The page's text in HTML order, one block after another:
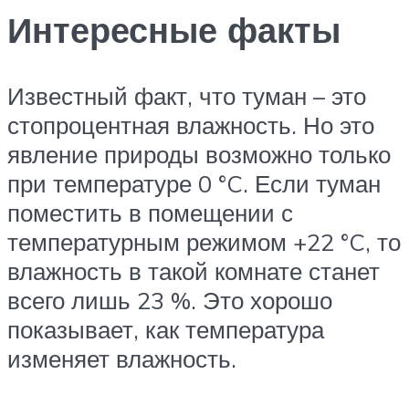
Интересные факты
Известный факт, что туман – это
стопроцентная влажность. Но это
явление природы возможно только
при температуре 0 °C. Если туман
поместить в помещении с
температурным режимом +22 °C, то
влажность в такой комнате станет
всего лишь 23 %. Это хорошо
показывает, как температура
изменяет влажность.